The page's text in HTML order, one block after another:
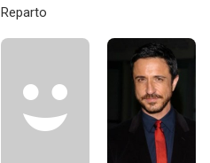
Reparto